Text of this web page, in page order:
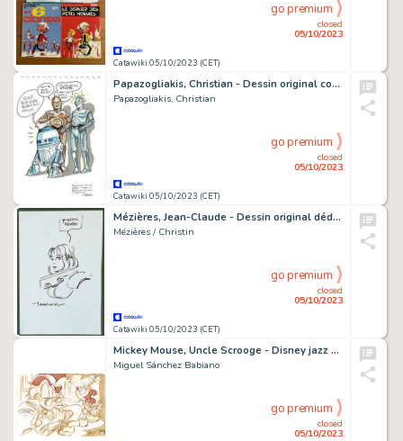
Catawiki 05/10/2023 (CET)
closed
05/10/2023
go premium
Papazogliakis, Christian - Dessin original couleur - Hommage à Star Wars - (2020)
Papazogliakis, Christian
Catawiki 05/10/2023 (CET)
closed
05/10/2023
go premium
Mézières, Jean-Claude - Dessin original dédicacé - Laureline - (1985)
Mézières / Christin
Catawiki 05/10/2023 (CET)
closed
05/10/2023
go premium
Mickey Mouse, Uncle Scrooge - Disney jazz duet - Signed Original Drawing by Miguel Sánchez Babiano - (2023)
Miguel Sánchez Babiano
closed
05/10/2023
go premium